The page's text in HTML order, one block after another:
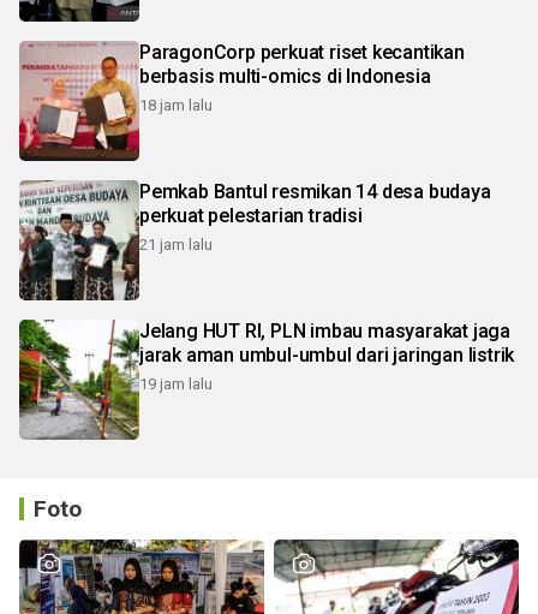
ParagonCorp perkuat riset kecantikan
berbasis multi-omics di Indonesia
18 jam lalu
Pemkab Bantul resmikan 14 desa budaya
perkuat pelestarian tradisi
21 jam lalu
Jelang HUT RI, PLN imbau masyarakat jaga
jarak aman umbul-umbul dari jaringan listrik
19 jam lalu
Foto